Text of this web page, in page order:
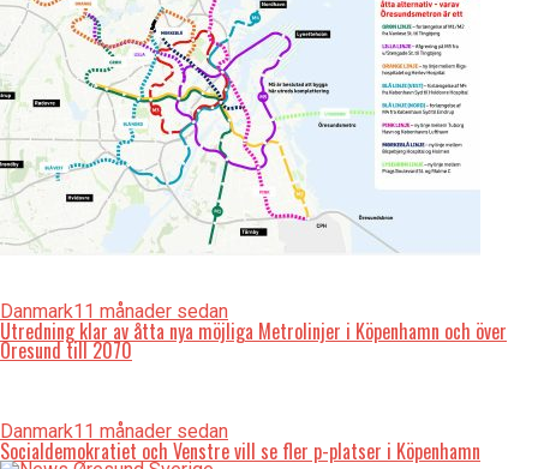
Danmark11 månader sedan
Utredning klar av åtta nya möjliga Metrolinjer i Köpenhamn och över
Öresund till 2070
Danmark11 månader sedan
Socialdemokratiet och Venstre vill se fler p-platser i Köpenhamn